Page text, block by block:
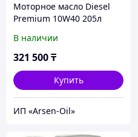
Моторное масло Diesel
Premium 10W40 205л
В наличии
321 500₸
Купить
ИП «Arsen-Oil»